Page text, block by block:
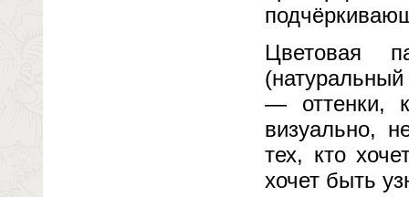
Цветовая
— оттенки,
визуально,
тех, кто
хочет быть